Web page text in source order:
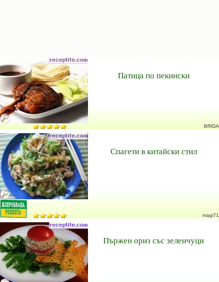
Патица по пекински
BRIDA
Спагети в китайски стил
magi71
Пържен ориз със зеленчуци